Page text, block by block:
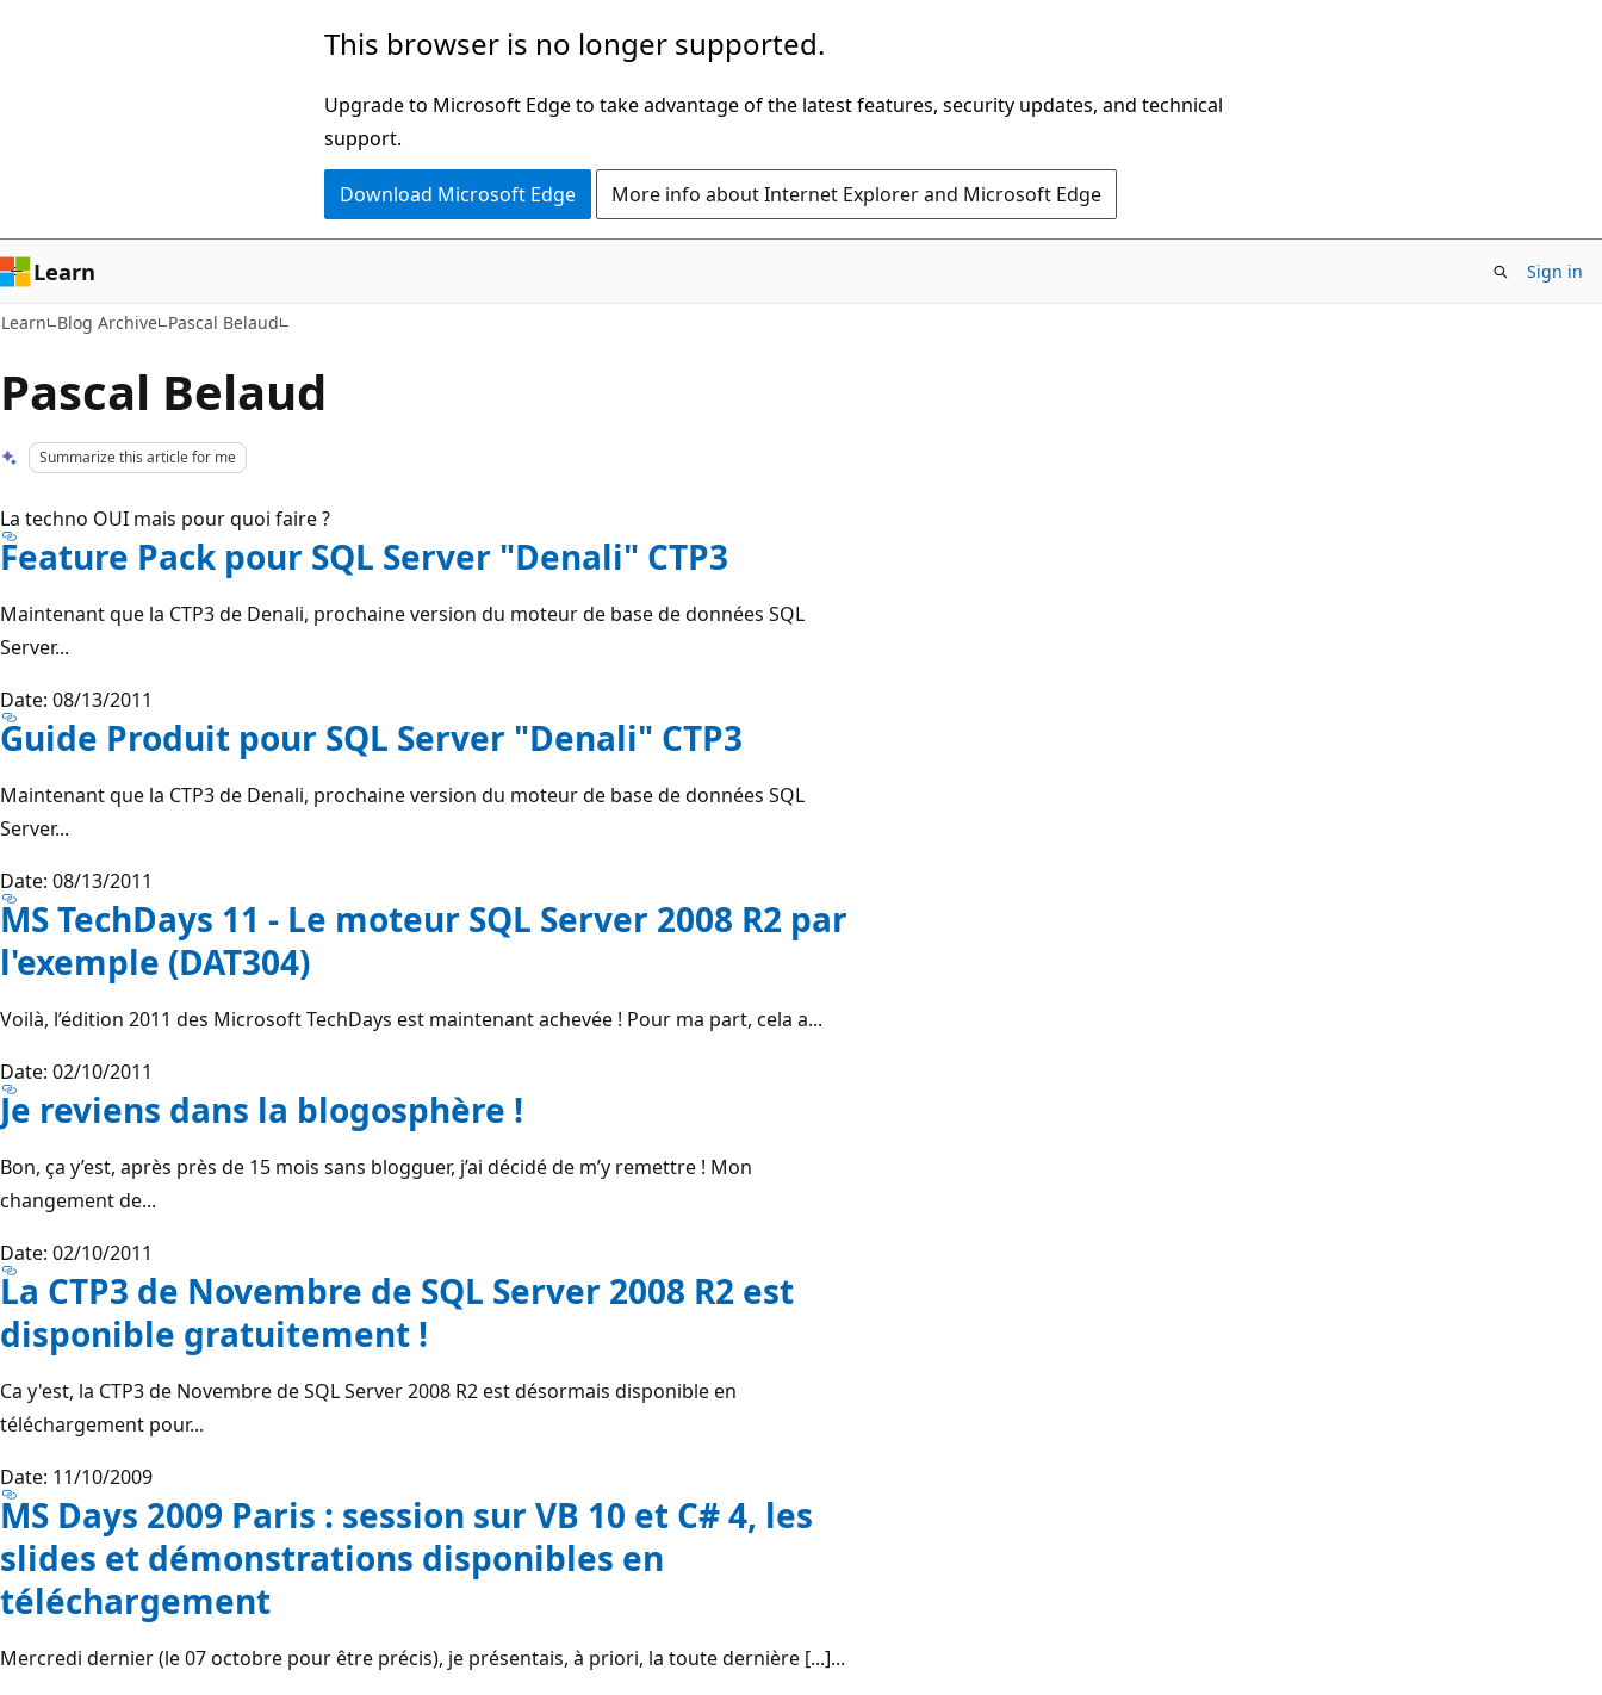
This browser is no longer supported.
Upgrade to Microsoft Edge to take advantage of the latest features, security updates, and technical
support.
Download Microsoft Edge More info about Internet Explorer and Microsoft Edge
Learn Sign in
Learn Blog Archive Pascal Belaud
Pascal Belaud
Summarize this article for me
La techno OUI mais pour quoi faire ?
Feature Pack pour SQL Server "Denali" CTP3
Maintenant que la CTP3 de Denali, prochaine version du moteur de base de données SQL
Server...
Date: 08/13/2011
Guide Produit pour SQL Server "Denali" CTP3
Maintenant que la CTP3 de Denali, prochaine version du moteur de base de données SQL
Server...
Date: 08/13/2011
MS TechDays 11 - Le moteur SQL Server 2008 R2 par
l'exemple (DAT304)
Voilà, l’édition 2011 des Microsoft TechDays est maintenant achevée ! Pour ma part, cela a...
Date: 02/10/2011
Je reviens dans la blogosphère !
Bon, ça y’est, après près de 15 mois sans blogguer, j’ai décidé de m’y remettre ! Mon
changement de...
Date: 02/10/2011
La CTP3 de Novembre de SQL Server 2008 R2 est
disponible gratuitement !
Ca y'est, la CTP3 de Novembre de SQL Server 2008 R2 est désormais disponible en
téléchargement pour...
Date: 11/10/2009
MS Days 2009 Paris : session sur VB 10 et C# 4, les
slides et démonstrations disponibles en
téléchargement
Mercredi dernier (le 07 octobre pour être précis), je présentais, à priori, la toute dernière [...]...